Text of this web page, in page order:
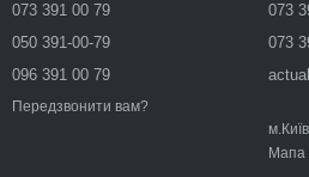
073 391 00 79
050 391-00-79
096 391 00 79
Передзвонити вам?
073
073
Мапа